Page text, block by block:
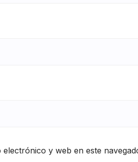
y web en este